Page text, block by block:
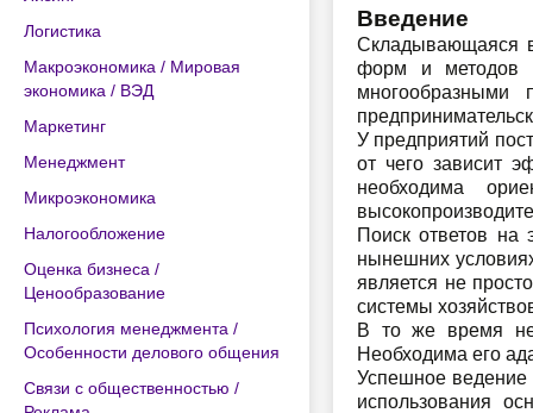
Логистика
Макроэкономика / Мировая
экономика / ВЭД
Маркетинг
Менеджмент
Микроэкономика
Налогообложение
Оценка бизнеса /
Ценообразование
Психология менеджмента /
Особенности делового общения
Связи с общественностью /
Введение
Складывающаяся в
форм и методов
У предприятий
от чего зависит
необходима
Поиск ответов на
нынешних
является не
системы
В то же время
Необходима его
Успешное ведение
использования